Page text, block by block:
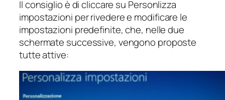
Il consiglio è di cliccare su Personlizza
impostazioni per rivedere e modificare le
impostazioni predefinite, che, nelle due
schermate successive, vengono proposte
tutte attive: